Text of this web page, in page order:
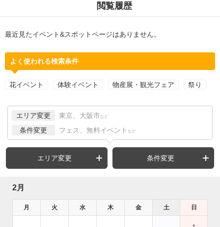
閲覧履歴
最近見たイベント&スポットページはありません。
よく使われる検索条件
花イベント 体験イベント 物産展・観光フェア 祭り
エリア変更 東京、大阪市 など
条件変更 フェス、無料イベント など
エリア変更 条件変更
2月
月 火 水 木 金 土 日